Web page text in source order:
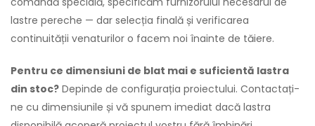
lastre pereche — dar selecția finală și verificarea
continuității venaturilor o facem noi înainte de tăiere.
Pentru ce dimensiuni de blat mai e suficientă lastra
din stoc? Depinde de configurația proiectului. Contactați-
ne cu dimensiunile și vă spunem imediat dacă lastra